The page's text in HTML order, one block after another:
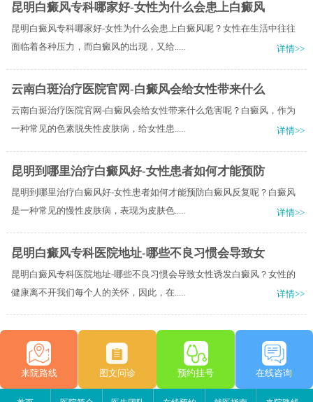
昆明白癜风专科哪家好-女性为什么会患上白癜风
昆明白癜风专科哪家好-女性为什么会患上白癜风呢？女性在生活中往往
面临着各种压力，而白癜风的出现，又给.....
详情>>
云南白斑治疗医院官网-白癜风会给女性带来什么
云南白斑治疗医院官网-白癜风会给女性带来什么危害呢？白癜风，作为
一种常见的色素脱失性皮肤病，给女性患.....
详情>>
昆明到哪里治疗白癜风好-女性患者如何才能预防
昆明到哪里治疗白癜风好-女性患者如何才能预防白癜风反复呢？白癜风
是一种常见的慢性皮肤病，表现为皮肤色.....
详情>>
昆明白癜风专科医院地址-哪些不良习惯会导致女
昆明白癜风专科医院地址-哪些不良习惯会导致女性诱发白癜风？女性的
健康离不开我们每个人的关怀，因此，在.....
详情>>
来院路线 图文问诊 预约挂号 在线咨询